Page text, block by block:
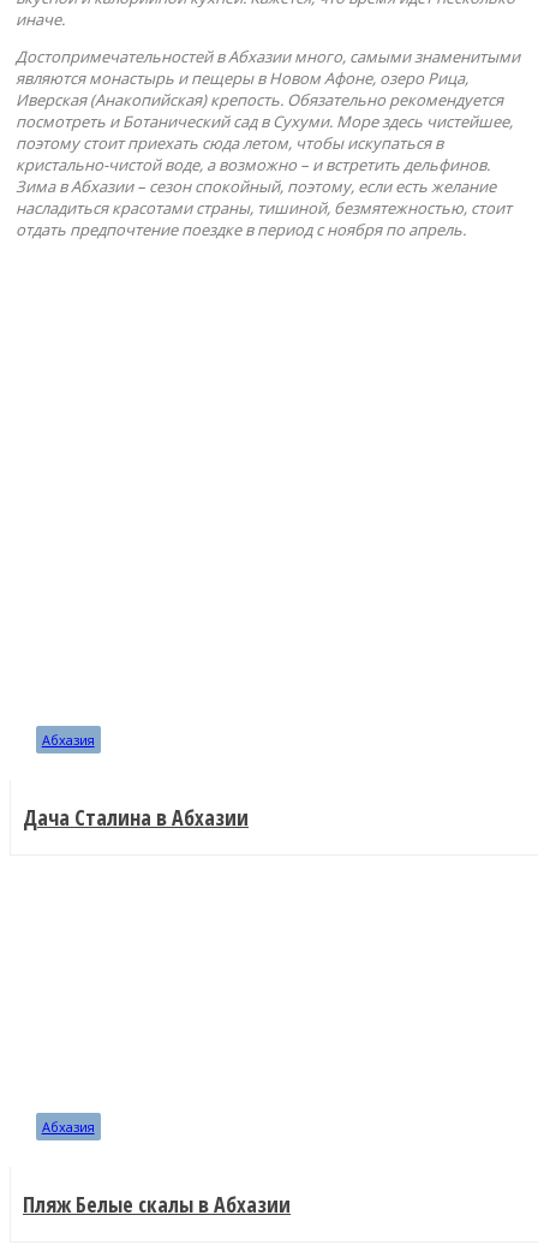
иначе.
Достопримечательностей в Абхазии много, самыми знаменитыми
являются монастырь и пещеры в Новом Афоне, озеро Рица,
Иверская (Анакопийская) крепость. Обязательно рекомендуется
посмотреть и Ботанический сад в Сухуми. Море здесь чистейшее,
поэтому стоит приехать сюда летом, чтобы искупаться в
кристально-чистой воде, а возможно – и встретить дельфинов.
Зима в Абхазии – сезон спокойный, поэтому, если есть желание
насладиться красотами страны, тишиной, безмятежностью, стоит
отдать предпочтение поездке в период с ноября по апрель.
Абхазия
Дача Сталина в Абхазии
Абхазия
Пляж Белые скалы в Абхазии